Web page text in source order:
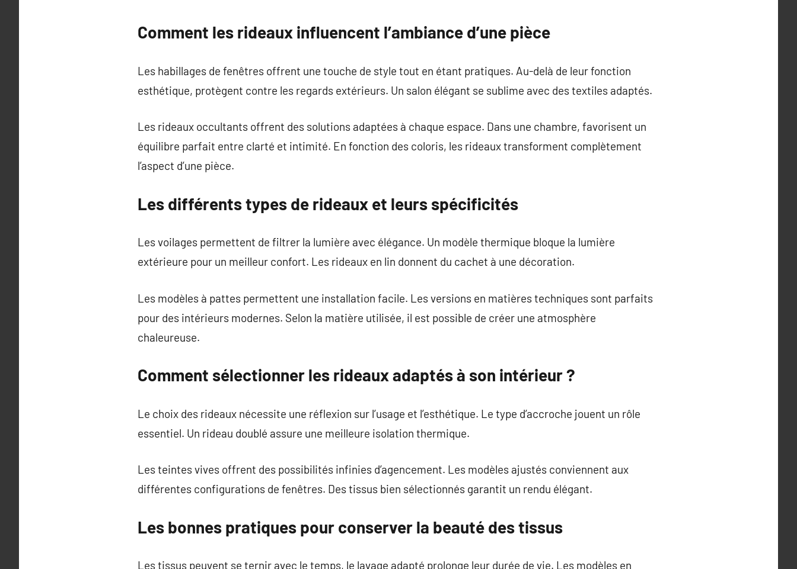
Comment les rideaux influencent l’ambiance d’une pièce
Les habillages de fenêtres offrent une touche de style tout en étant pratiques. Au-delà de leur fonction
esthétique, protègent contre les regards extérieurs. Un salon élégant se sublime avec des textiles adaptés.
Les rideaux occultants offrent des solutions adaptées à chaque espace. Dans une chambre, favorisent un
équilibre parfait entre clarté et intimité. En fonction des coloris, les rideaux transforment complètement
l’aspect d’une pièce.
Les différents types de rideaux et leurs spécificités
Les voilages permettent de filtrer la lumière avec élégance. Un modèle thermique bloque la lumière
extérieure pour un meilleur confort. Les rideaux en lin donnent du cachet à une décoration.
Les modèles à pattes permettent une installation facile. Les versions en matières techniques sont parfaits
pour des intérieurs modernes. Selon la matière utilisée, il est possible de créer une atmosphère
chaleureuse.
Comment sélectionner les rideaux adaptés à son intérieur ?
Le choix des rideaux nécessite une réflexion sur l’usage et l’esthétique. Le type d’accroche jouent un rôle
essentiel. Un rideau doublé assure une meilleure isolation thermique.
Les teintes vives offrent des possibilités infinies d’agencement. Les modèles ajustés conviennent aux
différentes configurations de fenêtres. Des tissus bien sélectionnés garantit un rendu élégant.
Les bonnes pratiques pour conserver la beauté des tissus
Les tissus peuvent se ternir avec le temps, le lavage adapté prolonge leur durée de vie. Les modèles en